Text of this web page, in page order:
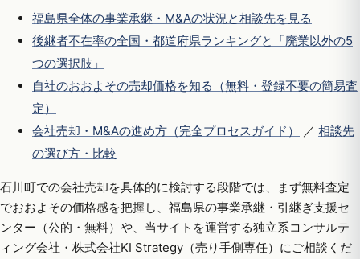
福島県全体の事業承継・M&Aの状況と相談先を見る
後継者不在率の全国・都道府県ランキングと「廃業以外の5
つの選択肢」
自社のおおよその売却価格を知る（無料・登録不要の簡易査
定）
会社売却・M&Aの進め方（完全プロセスガイド）
／ 相談先
の選び方・比較
石川町での会社売却を具体的に検討する段階では、まず無料査定
でおおよその価格感を把握し、福島県の事業承継・引継ぎ支援セ
ンター（公的・無料）や、当サイトを運営する独立系コンサルテ
ィング会社・株式会社KI Strategy（売り手側専任）にご相談くだ